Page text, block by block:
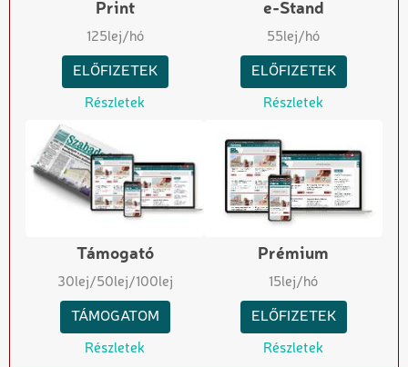
Print
125lej/hó
ELŐFIZETEK
Részletek
e-Stand
55lej/hó
ELŐFIZETEK
Részletek
Támogató
30lej/50lej/100lej
TÁMOGATOM
Részletek
Prémium
15lej/hó
ELŐFIZETEK
Részletek